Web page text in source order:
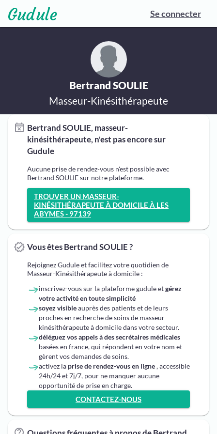
Se connecter
Bertrand SOULIE
Masseur-Kinésithérapeute
Bertrand SOULIE, masseur-
kinésithérapeute, n'est pas encore sur
Gudule
Aucune prise de rendez-vous n'est possible avec
Bertrand SOULIE sur notre plateforme.
TROUVER UN MASSEUR-
KINÉSITHÉRAPEUTE À DOMICILE À LES
ABYMES - 97139
Vous êtes Bertrand SOULIE ?
Rejoignez Gudule et facilitez votre quotidien de
Masseur-Kinésithérapeute à domicile :
inscrivez-vous sur la plateforme gudule etgérez
votre activité en toute simplicité
soyez visibleauprès des patients et de leurs
proches en recherche de soins de masseur-
kinésithérapeute à domicile dans votre secteur.
déléguez vos appels à des secrétaires médicales
basées en france, qui répondent en votre nom et
gèrent vos demandes de soins.
activez la prise de rendez-vous en ligne, accessible
24h/24 et 7j/7, pour ne manquer aucune
opportunité de prise en charge.
CONTACTEZ-NOUS